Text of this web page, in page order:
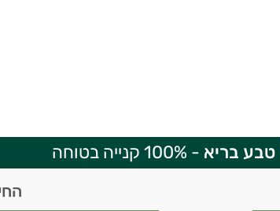
טבע בריא - 100% קנייה בטוחה